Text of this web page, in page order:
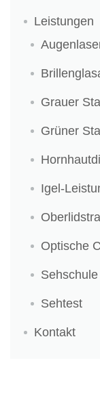
Leistungen
Grauer
Grüner
Igel-
Optische
Sehschule
Sehtest
Kontakt